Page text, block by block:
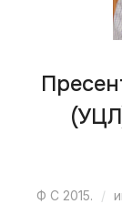
Ф С 2015.